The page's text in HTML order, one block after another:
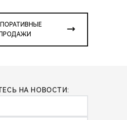
ПРОДАЖИ
НА НОВОСТИ: